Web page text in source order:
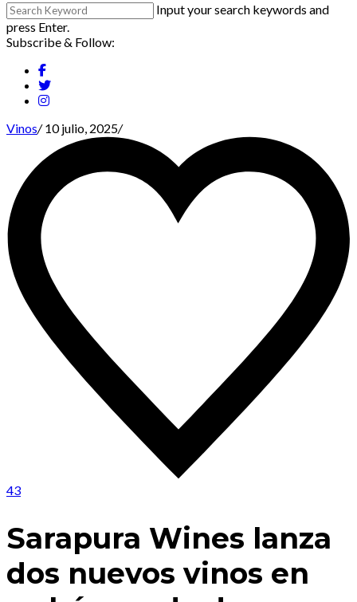
Input your search keywords and
press Enter.
Subscribe & Follow:
Vinos/10 julio, 2025/
43
Sarapura Wines lanza
dos nuevos vinos en